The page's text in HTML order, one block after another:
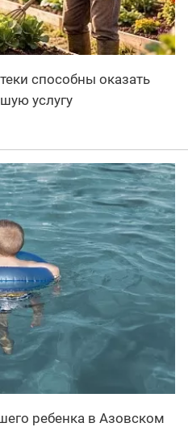
способны оказать
услугу
ребенка в Азовском